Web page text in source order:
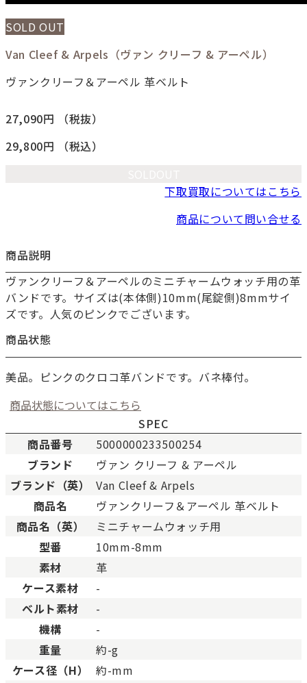
SOLD OUT
Van Cleef & Arpels（ヴァン クリーフ & アーペル）
ヴァンクリーフ＆アーペル 革ベルト
27,090円
（税抜）
29,800円
（税込）
下取買取についてはこちら
商品について問い合せる
商品説明
ヴァンクリーフ＆アーペルのミニチャームウォッチ用の革
バンドです。サイズは(本体側)10mm(尾錠側)8mmサイ
ズです。人気のピンクでございます。
商品状態
美品。ピンクのクロコ革バンドです。バネ棒付。
商品状態についてはこちら
未使用
展示品などの未使用品。
SAランク
未使用同様品。数回使用
Aランク 僅かな傷、汚れはありま
ABランク
SPEC
商品番号
5000000233500254
ブランド
ヴァン クリーフ & アーペル
ブランド（英）
Van Cleef & Arpels
商品名
ヴァンクリーフ＆アーペル 革ベルト
商品名（英）
ミニチャームウォッチ用
型番
10mm-8mm
素材
革
ケース素材
-
ベルト素材
-
機構
-
重量
約-g
ケース径（H）
約-mm